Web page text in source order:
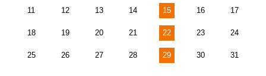
11 12 13 14 15 16 17
18 19 20 21 22 23 24
25 26 27 28 29 30 31